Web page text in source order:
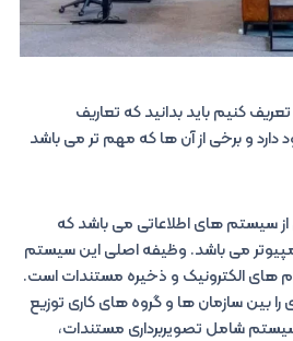
تعریف کنیم باید بدانید که تعاریف
و برخی از آن ها که مهم تر می باشد
سیستم های اطلاعاتی می باشد که
می باشد. وظیفه اصلی این سیستم
های الکترونیک و ذخیره مستندات است.
بین سازمان ها و گروه های کاری توزیع
شامل تصویربرداری مستندات،